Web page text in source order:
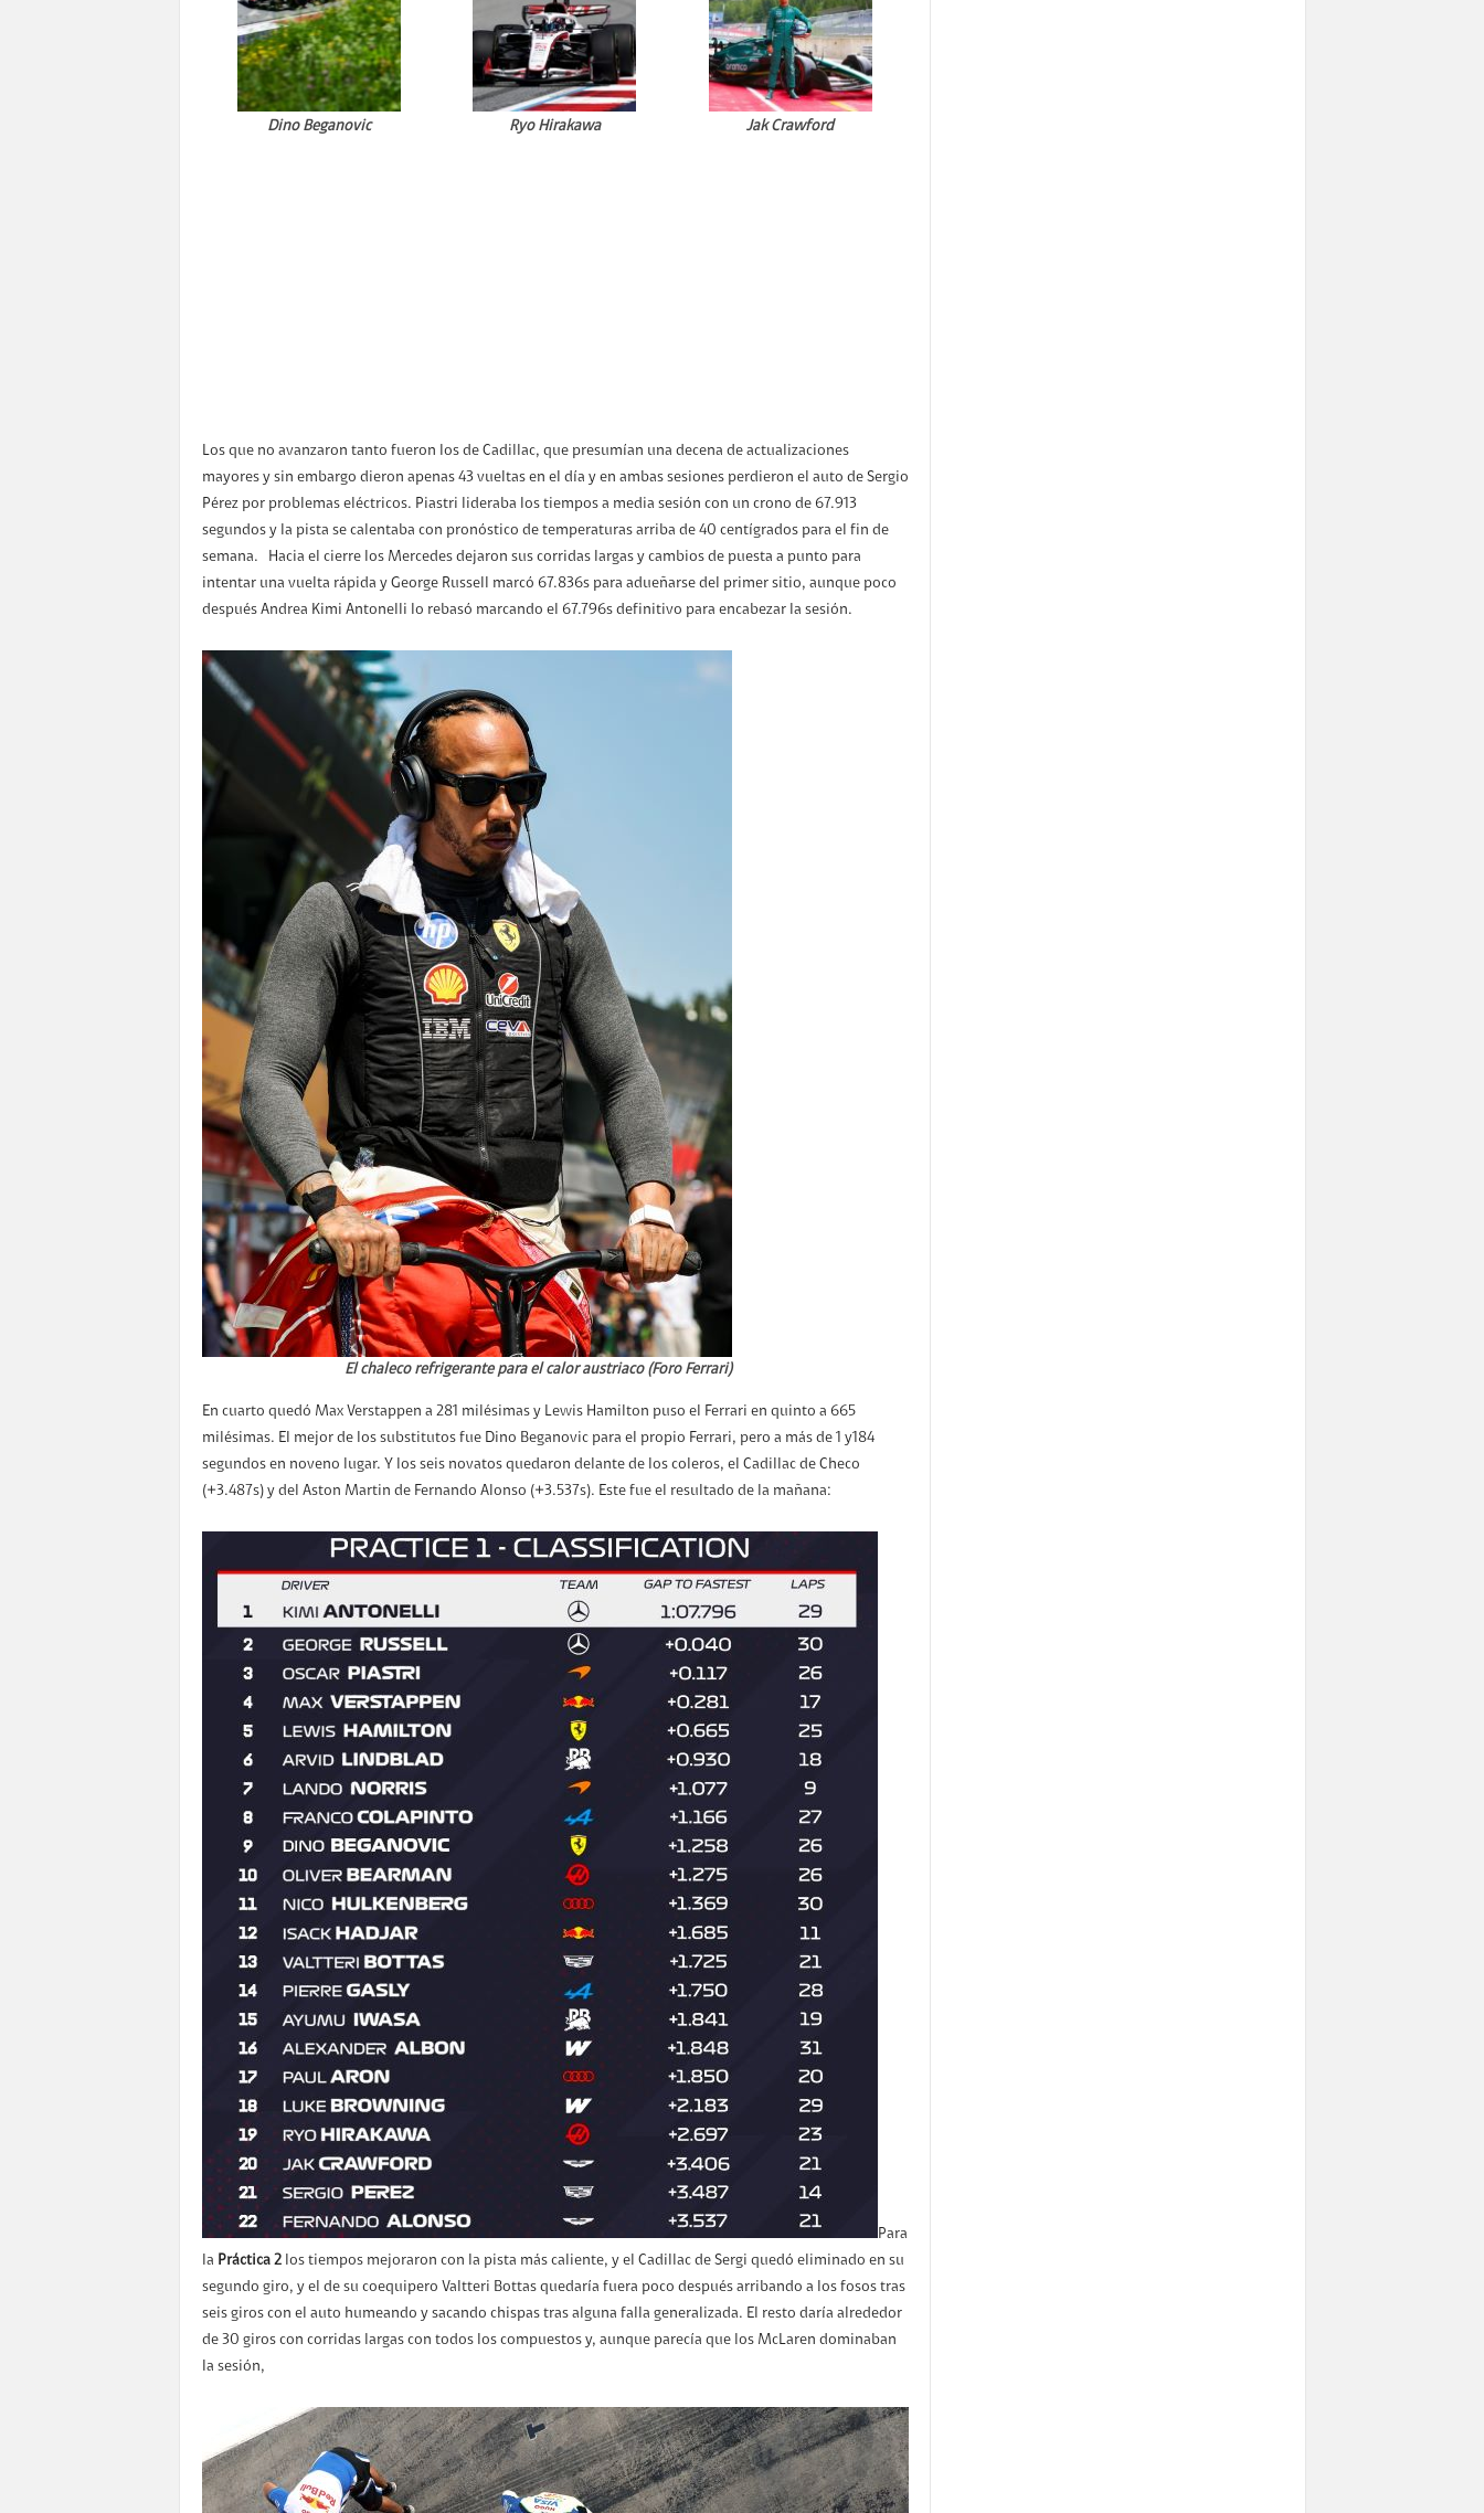
Dino Beganovic Ryo Hirakawa Jak Crawford
Los que no avanzaron tanto fueron los de Cadillac, que presumían una decena de actualizaciones
mayores y sin embargo dieron apenas 43 vueltas en el día y en ambas sesiones perdieron el auto de Sergio
Pérez por problemas eléctricos. Piastri lideraba los tiempos a media sesión con un crono de 67.913
segundos y la pista se calentaba con pronóstico de temperaturas arriba de 40 centígrados para el fin de
semana. Hacia el cierre los Mercedes dejaron sus corridas largas y cambios de puesta a punto para
intentar una vuelta rápida y George Russell marcó 67.836s para adueñarse del primer sitio, aunque poco
después Andrea Kimi Antonelli lo rebasó marcando el 67.796s definitivo para encabezar la sesión.
El chaleco refrigerante para el calor austriaco (Foro Ferrari)
En cuarto quedó Max Verstappen a 281 milésimas y Lewis Hamilton puso el Ferrari en quinto a 665
milésimas. El mejor de los substitutos fue Dino Beganovic para el propio Ferrari, pero a más de 1 y184
segundos en noveno lugar. Y los seis novatos quedaron delante de los coleros, el Cadillac de Checo
(+3.487s) y del Aston Martin de Fernando Alonso (+3.537s). Este fue el resultado de la mañana:
Para
la Práctica 2los tiempos mejoraron con la pista más caliente, y el Cadillac de Sergi quedó eliminado en su
segundo giro, y el de su coequipero Valtteri Bottas quedaría fuera poco después arribando a los fosos tras
seis giros con el auto humeando y sacando chispas tras alguna falla generalizada. El resto daría alrededor
de 30 giros con corridas largas con todos los compuestos y, aunque parecía que los McLaren dominaban
la sesión,